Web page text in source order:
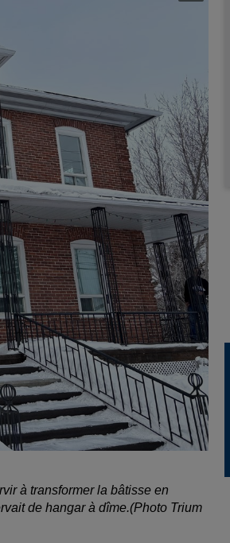
à transformer la bâtisse en
de hangar à dîme.(Photo Trium